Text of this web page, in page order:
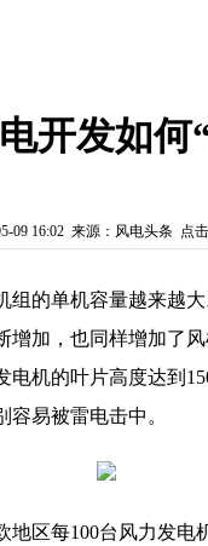
开发如何
09 16:02 来源：风电头条 点
组的单机容量越来越
增加，也同样增加了
电机的叶片高度达到
容易被雷电击中。
地区每100台风力发电